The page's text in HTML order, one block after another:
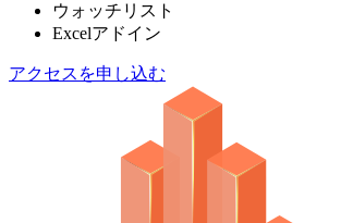
ウォッチリスト
Excelアドイン
アクセスを申し込む